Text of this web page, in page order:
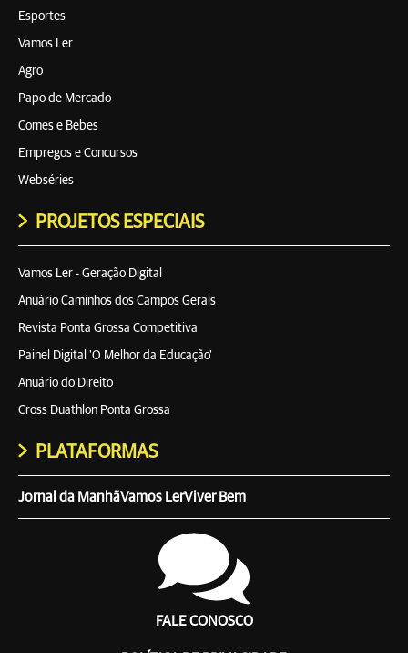
Esportes
Vamos Ler
Agro
Papo de Mercado
Comes e Bebes
Empregos e Concursos
Webséries
PROJETOS ESPECIAIS
Vamos Ler - Geração Digital
Anuário Caminhos dos Campos Gerais
Revista Ponta Grossa Competitiva
Painel Digital 'O Melhor da Educação'
Anuário do Direito
Cross Duathlon Ponta Grossa
PLATAFORMAS
Jornal da ManhãVamos LerViver Bem
FALE CONOSCO